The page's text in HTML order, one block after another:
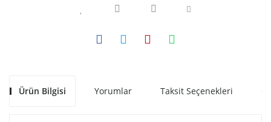
Ürün Bilgisi Yorumlar Taksit Seçenekleri